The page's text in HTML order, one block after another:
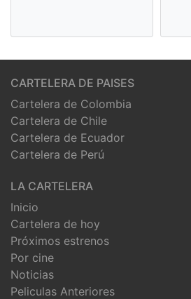
CARTELERA DE PAISES
Cartelera de Colombia
Cartelera de Chile
Cartelera de Ecuador
Cartelera de Perú
LA CARTELERA
Inicio
Cartelera de hoy
Próximos estrenos
Por cine
Noticias
Peliculas Anteriores